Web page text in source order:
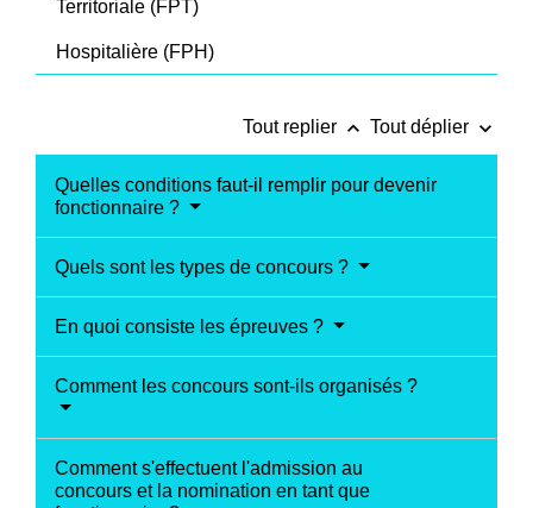
Territoriale (FPT)
Hospitalière (FPH)
Tout replier keyboard_arrow_up Tout déplier keyboard_arrow_down
Quelles conditions faut-il remplir pour devenir
fonctionnaire ?
Quels sont les types de concours ?
En quoi consiste les épreuves ?
Comment les concours sont-ils organisés ?
Comment s'effectuent l'admission au
concours et la nomination en tant que